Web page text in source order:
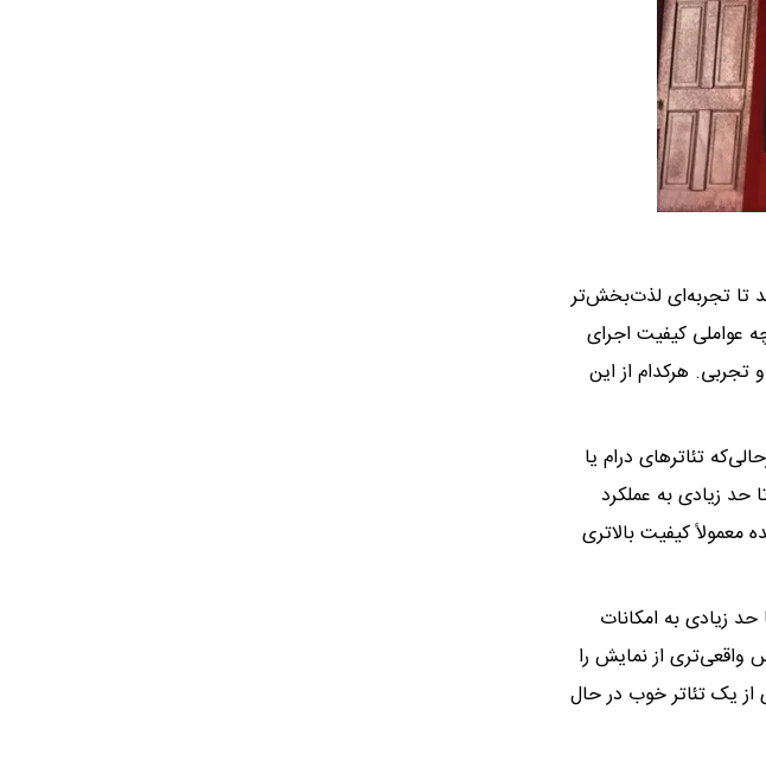
تا تجربه‌ای لذت‌بخش‌تر
عواملی کیفیت اجرای
تجربی. هرکدام از این
تئاترهای درام یا
زیادی به عملکرد
معمولاً کیفیت بالاتری
زیادی به امکانات
از نمایش را
از یک تئاتر خوب در حال